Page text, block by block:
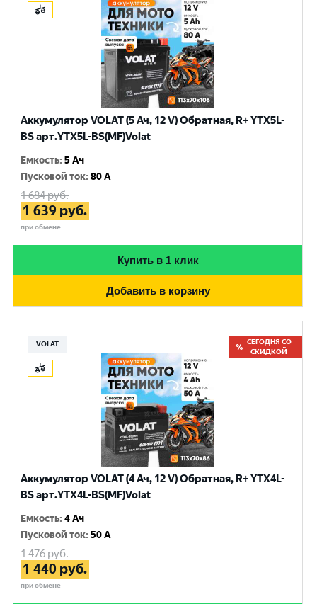
Аккумулятор VOLAT (5 Ач, 12 V) Обратная, R+ YTX5L-
BS арт.YTX5L-BS(MF)Volat
Емкость:5 Ач
Пусковой ток:80 A
1 684руб.
1 639 руб.
при обмене
Купить в 1 клик
Добавить в корзину
VOLAT
СЕГОДНЯ СО
СКИДКОЙ
Аккумулятор VOLAT (4 Ач, 12 V) Обратная, R+ YTX4L-
BS арт.YTX4L-BS(MF)Volat
Емкость:4 Ач
Пусковой ток:50 A
1 476руб.
1 440 руб.
при обмене